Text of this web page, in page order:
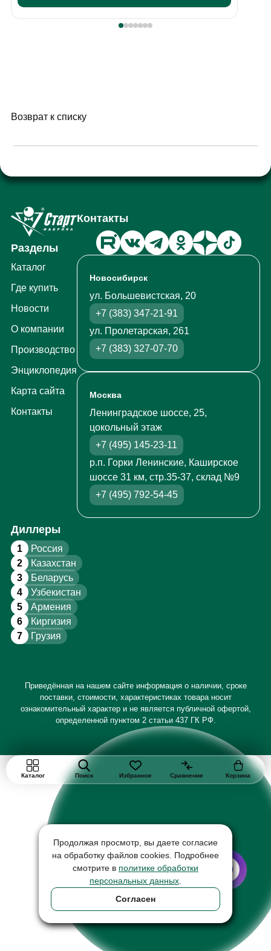
Возврат к списку
Разделы
Каталог
Где купить
Новости
О компании
Производство
Энциклопедия
Карта сайта
Контакты
Контакты
Новосибирск
ул. Большевистская, 20
+7 (383) 347-21-91
ул. Пролетарская, 261
+7 (383) 327-07-70
Москва
Ленинградское шоссе, 25,
цокольный этаж
+7 (495) 145-23-11
р.п. Горки Ленинские, Каширское
шоссе 31 км, стр.35-37, склад №9
+7 (495) 792-54-45
Диллеры
1 Россия
2 Казахстан
3 Беларусь
4 Узбекистан
5 Армения
6 Киргизия
7 Грузия
Приведённая на нашем сайте информация о наличии, сроке
поставки, стоимости, характеристиках товара носит
ознакомительный характер и не является публичной офертой,
определенной пунктом 2 статьи 437 ГК РФ.
Каталог Поиск Избранное Сравнение Корзина
Продолжая просмотр, вы даете согласие
на обработку файлов cookies. Подробнее
смотрите в политике обработки
персональных данных
Согласен